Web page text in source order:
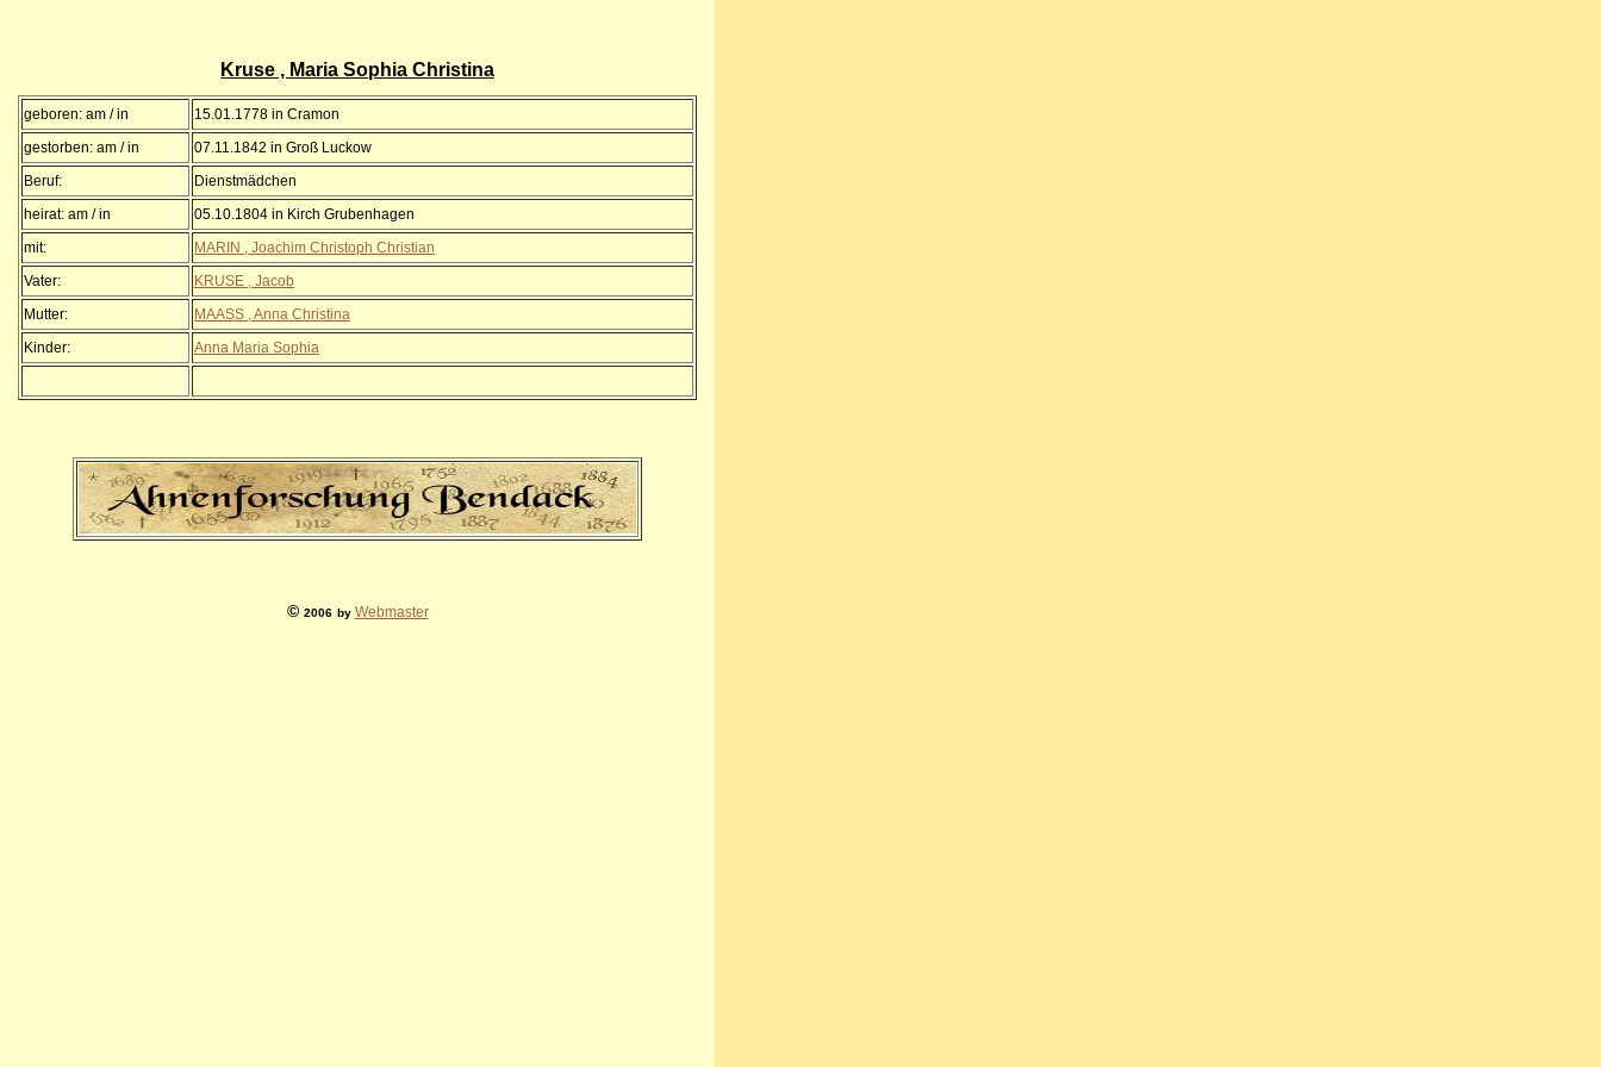
Kruse , Maria Sophia Christina
geboren: am / in
15.01.1778 in Cramon
gestorben: am / in
07.11.1842 in Groß Luckow
Beruf:
Dienstmädchen
heirat: am / in
05.10.1804 in Kirch Grubenhagen
mit:
MARIN , Joachim Christoph Christian
Vater:
KRUSE , Jacob
Mutter:
MAASS , Anna Christina
Kinder:
Anna Maria Sophia
© 2006 by Webmaster